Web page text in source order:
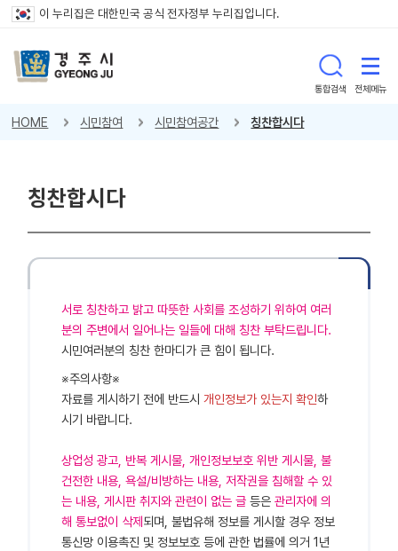
이 누리집은 대한민국 공식 전자정부 누리집입니다.
통합검색 전체메뉴
HOME 시민참여 시민참여공간 칭찬합시다
칭찬합시다
서로 칭찬하고 밝고 따뜻한 사회를 조성하기 위하여 여러
분의 주변에서 일어나는 일들에 대해 칭찬 부탁드립니다.
시민여러분의 칭찬 한마디가 큰 힘이 됩니다.
※주의사항※
자료를 게시하기 전에 반드시개인정보가 있는지 확인하
시기 바랍니다.
상업성 광고, 반복 게시물, 개인정보보호 위반 게시물, 불
건전한 내용, 욕설/비방하는 내용, 저작권을 침해할 수 있
는 내용, 게시판 취지와 관련이 없는 글 등은관리자에 의
해 통보없이 삭제 되며, 불법유해 정보를 게시할 경우 정보
통신망 이용촉진 및 정보보호 등에 관한 법률에 의거 1년